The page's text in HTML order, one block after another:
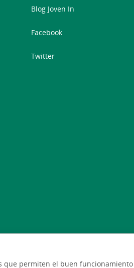
permiten el buen
Blog Joven In
Facebook
Twitter